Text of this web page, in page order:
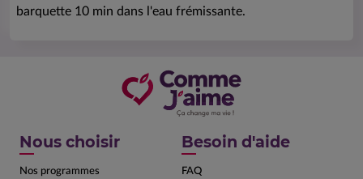
barquette 10 min dans l'eau frémissante.
Nous choisir
Nos programmes
Besoin d'aide
FAQ